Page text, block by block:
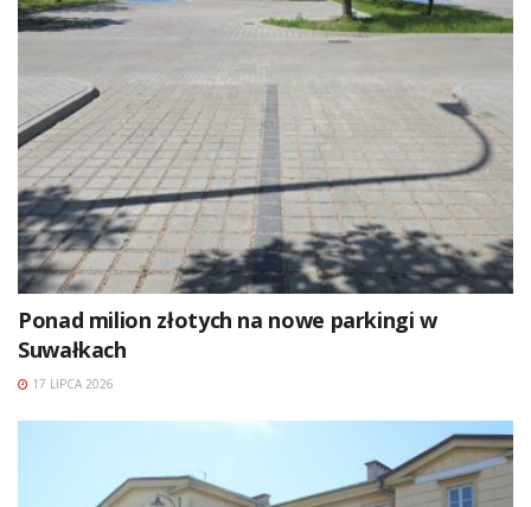
Ponad milion złotych na nowe parkingi w
Suwałkach
17 LIPCA 2026